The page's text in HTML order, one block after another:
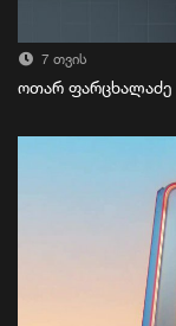
7 თვის
ოთარ